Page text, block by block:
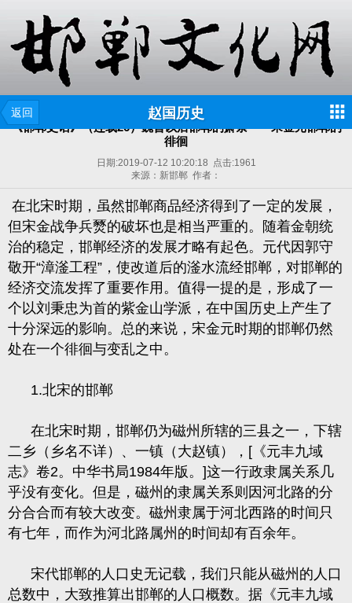
返回 赵国历史
《邯郸史话》（连载26）魏晋以后邯郸的萧条——宋金元邯郸的
徘徊
日期:2019-07-12 10:20:18 点击:1961
来源：新邯郸 作者：
在北宋时期，虽然邯郸商品经济得到了一定的发展，
但宋金战争兵燹的破坏也是相当严重的。随着金朝统
治的稳定，邯郸经济的发展才略有起色。元代因郭守
敬开“漳滏工程”，使改道后的滏水流经邯郸，对邯郸的
经济交流发挥了重要作用。值得一提的是，形成了一
个以刘秉忠为首的紫金山学派，在中国历史上产生了
十分深远的影响。总的来说，宋金元时期的邯郸仍然
处在一个徘徊与变乱之中。
1.北宋的邯郸
在北宋时期，邯郸仍为磁州所辖的三县之一，下辖
二乡（乡名不详）、一镇（大赵镇）， [ 《元丰九域
志》卷2。中华书局1984年版。 ]这一行政隶属关系几
乎没有变化。但是，磁州的隶属关系则因河北路的分
分合合而有较大改变。磁州隶属于河北西路的时间只
有七年，而作为河北路属州的时间却有百余年。
宋代邯郸的人口史无记载，我们只能从磁州的人口
总数中，大致推算出邯郸的人口概数。据《元丰九域